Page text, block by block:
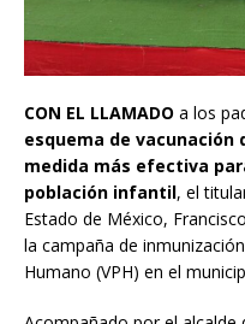
CON EL LLAMADO a los
esquema de vacunación
medida más efectiva
población infantil, el
Estado de México,
la campaña de
Humano (VPH) en el